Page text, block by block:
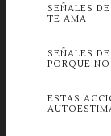
SEÑALES
TE AMA
SEÑALES
PORQUE
ESTAS